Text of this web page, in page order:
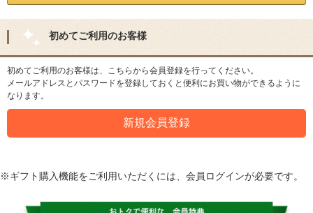
初めてご利用のお客様
初めてご利用のお客様は、こちらから会員登録を行ってください。
メールアドレスとパスワードを登録しておくと便利にお買い物ができるように
なります。
※ギフト購入機能をご利用いただくには、会員ログインが必要です。